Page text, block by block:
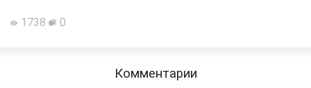
1738 0
Комментарии